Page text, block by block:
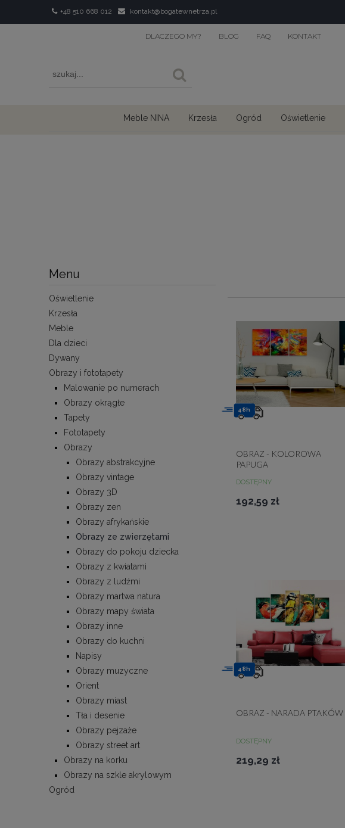
+48 510 668 012 kontakt@bogatewnetrza.pl
DLACZEGO MY? BLOG FAQ KONTAKT
Meble NINA Krzesła Ogród Oświetlenie
Menu
Oświetlenie
Krzesła
Meble
Dla dzieci
Dywany
Obrazy i fototapety
Malowanie po numerach
Obrazy okrągłe
Tapety
Fototapety
Obrazy
Obrazy abstrakcyjne
Obrazy vintage
Obrazy 3D
Obrazy zen
Obrazy afrykańskie
Obrazy ze zwierzętami
Obrazy do pokoju dziecka
Obrazy z kwiatami
Obrazy z ludźmi
Obrazy martwa natura
Obrazy mapy świata
Obrazy inne
Obrazy do kuchni
Napisy
Obrazy muzyczne
Orient
Obrazy miast
Tła i desenie
Obrazy pejzaże
Obrazy street art
Obrazy na korku
Obrazy na szkle akrylowym
Ogród
OBRAZ - KOLOROWA
PAPUGA
DOSTĘPNY
192,59 zł
48h
OBRAZ - NARADA PTAKÓW
DOSTĘPNY
219,29 zł
48h